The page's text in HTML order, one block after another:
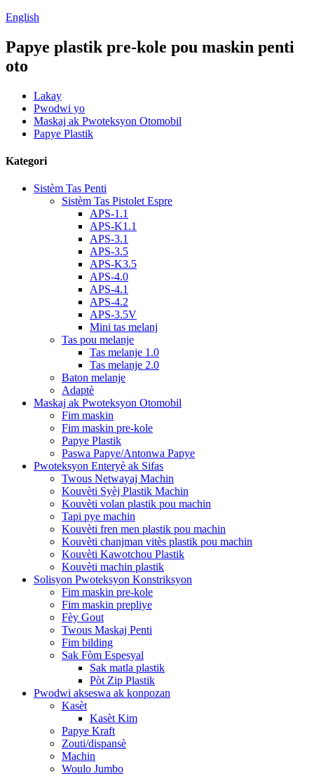
English
Papye plastik pre-kole pou maskin penti
oto
Lakay
Pwodwi yo
Maskaj ak Pwoteksyon Otomobil
Papye Plastik
Kategori
Sistèm Tas Penti
Sistèm Tas Pistolet Espre
APS-1.1
APS-K1.1
APS-3.1
APS-3.5
APS-K3.5
APS-4.0
APS-4.1
APS-4.2
APS-3.5V
Mini tas melanj
Tas pou melanje
Tas melanje 1.0
Tas melanje 2.0
Baton melanje
Adaptè
Maskaj ak Pwoteksyon Otomobil
Fim maskin
Fim maskin pre-kole
Papye Plastik
Paswa Papye/Antonwa Papye
Pwoteksyon Enteryè ak Sifas
Twous Netwayaj Machin
Kouvèti Syèj Plastik Machin
Kouvèti volan plastik pou machin
Tapi pye machin
Kouvèti fren men plastik pou machin
Kouvèti chanjman vitès plastik pou machin
Kouvèti Kawotchou Plastik
Kouvèti machin plastik
Solisyon Pwoteksyon Konstriksyon
Fim maskin pre-kole
Fim maskin prepliye
Fèy Gout
Twous Maskaj Penti
Fim bilding
Sak Fòm Espesyal
Sak matla plastik
Pòt Zip Plastik
Pwodwi akseswa ak konpozan
Kasèt
Kasèt Kim
Papye Kraft
Zouti/dispansè
Machin
Woulo Jumbo